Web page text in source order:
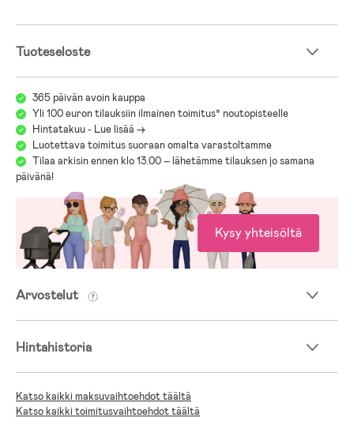
Tuoteseloste
365 päivän avoin kauppa
Yli 100 euron tilauksiin ilmainen toimitus* noutopisteelle
Hintatakuu - Lue lisää ->
Luotettava toimitus suoraan omalta varastoltamme
Tilaa arkisin ennen klo 13.00 – lähetämme tilauksen jo samana
päivänä!
Kysy yhteisöltä
Arvostelut
Hintahistoria
Katso kaikki maksuvaihtoehdot täältä
Katso kaikki toimitusvaihtoehdot täältä